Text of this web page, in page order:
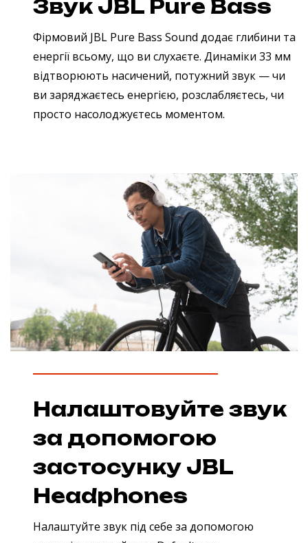
Звук JBL Pure Bass
Фірмовий JBL Pure Bass Sound додає глибини та
енергії всьому, що ви слухаєте. Динаміки 33 мм
відтворюють насичений, потужний звук — чи
ви заряджаєтесь енергією, розслабляєтесь, чи
просто насолоджуєтесь моментом.
Налаштовуйте звук
за допомогою
застосунку JBL
Headphones
Налаштуйте звук під себе за допомогою